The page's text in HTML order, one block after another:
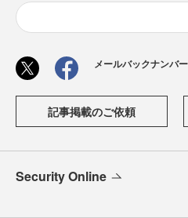
メールバックナンバー
記事掲載のご依頼
Security Online